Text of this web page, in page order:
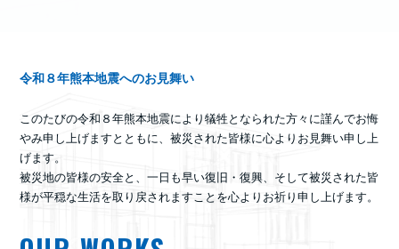
令和８年熊本地震へのお見舞い
このたびの令和８年熊本地震により犠牲となられた方々に謹んでお悔
やみ申し上げますとともに、被災された皆様に心よりお見舞い申し上
げます。
被災地の皆様の安全と、一日も早い復旧・復興、そして被災された皆
様が平穏な生活を取り戻されますことを心よりお祈り申し上げます。